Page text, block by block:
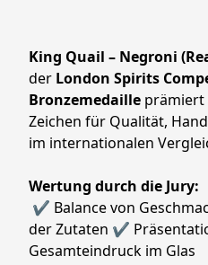
King Quail – Negroni
der London Spirits
Bronzemedaille prämiert
Zeichen für Qualität,
im internationalen
Wertung durch die Jury:
der Zutaten ✔
Gesamteindruck im Glas